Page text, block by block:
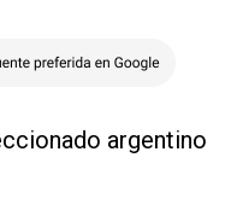
argentino